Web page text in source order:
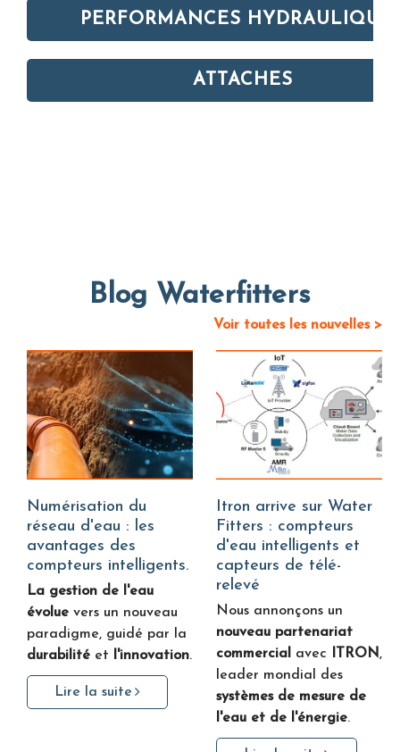
PERFORMANCES
ATTACHES
Blog Waterfitters
Voir toutes les nouvelles >
Numérisation du
réseau d'eau : les
avantages des
compteurs intelligents.
La gestion de l'eau
évolue vers un nouveau
paradigme, guidé par la
durabilité et l'innovation.
Lire la suite
Itron arrive sur Water
Fitters : compteurs
d'eau intelligents et
capteurs de télé-
relevé
Nous annonçons un
nouveau partenariat
commercial
avec ITRON,
leader mondial des
systèmes de mesure de
l'eau et de l'énergie.